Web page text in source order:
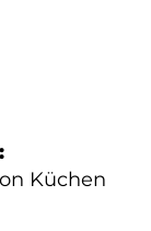
Küchen